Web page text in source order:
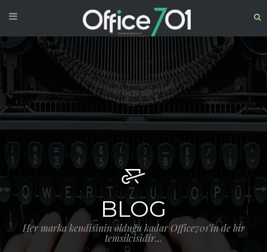
BLOG
Her marka kendisinin olduğu kadar Office701’in de bir
temsilcisidir...